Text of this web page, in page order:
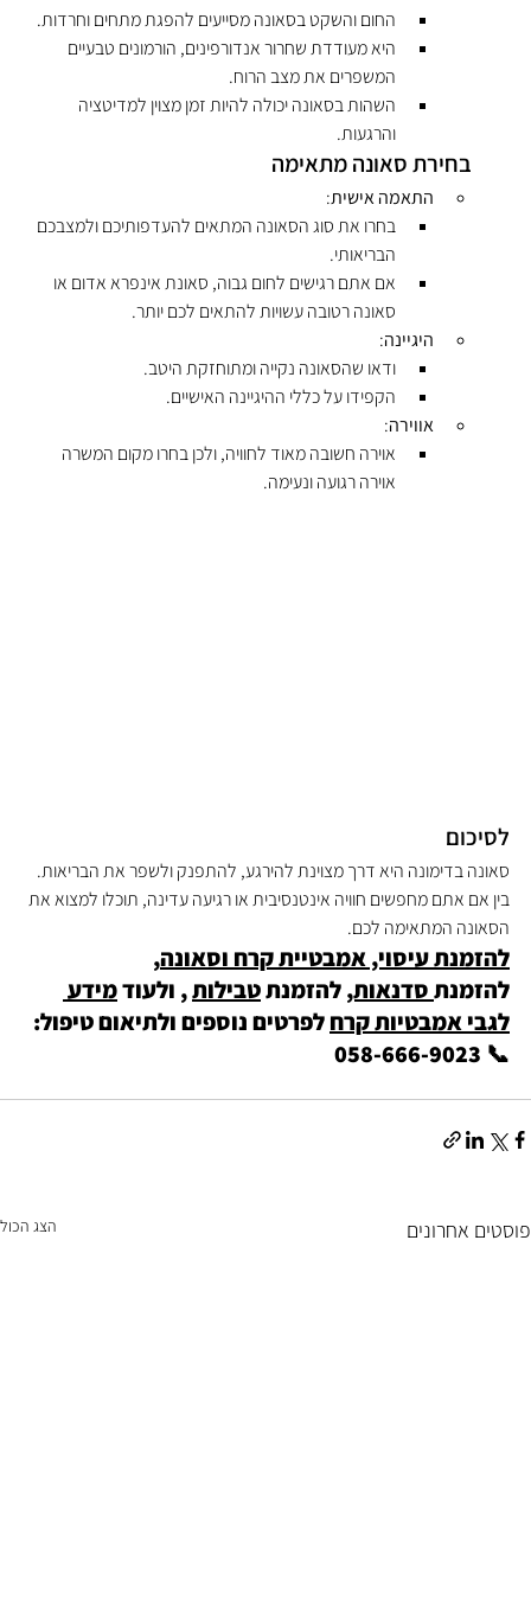
החום והשקט בסאונה מסייעים להפגת מתחים וחרדות.
היא מעודדת שחרור אנדורפינים, הורמונים טבעיים
המשפרים את מצב הרוח.
השהות בסאונה יכולה להיות זמן מצוין למדיטציה
והרגעות.
בחירת סאונה מתאימה
התאמה אישית:
בחרו את סוג הסאונה המתאים להעדפותיכם ולמצבכם
הבריאותי.
אם אתם רגישים לחום גבוה, סאונת אינפרא אדום או
סאונה רטובה עשויות להתאים לכם יותר.
היגיינה:
ודאו שהסאונה נקייה ומתוחזקת היטב.
הקפידו על כללי ההיגיינה האישיים.
אווירה:
אוירה חשובה מאוד לחוויה, ולכן בחרו מקום המשרה
אוירה רגועה ונעימה.
לסיכום
סאונה בדימונה היא דרך מצוינת להירגע, להתפנק ולשפר את הבריאות.
בין אם אתם מחפשים חוויה אינטנסיבית או רגיעה עדינה, תוכלו למצוא את
הסאונה המתאימה לכם.
להזמנת עיסוי, אמבטיית קרח וסאונה,
להזמנת סדנאות, להזמנת טבילות , ולעוד מידע
לגבי אמבטיות קרח לפרטים נוספים ולתיאום טיפול:
📞 058-666-9023
פוסטים אחרונים הצג הכול